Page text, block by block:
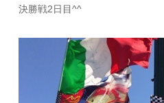
決勝戦2日目^^